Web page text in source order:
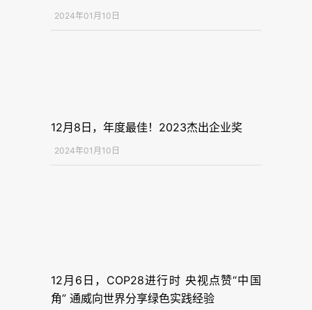
2024年01月10日
12月8日，年度最佳！2023杰出企业奖
2024年01月10日
12月6日，COP28进行时 央视点赞“中国
角” 通威向世界分享绿色实践经验